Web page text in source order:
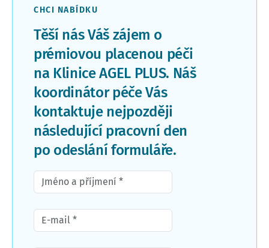
CHCI NABÍDKU
Těší nás Váš zájem o
prémiovou placenou péči
na Klinice AGEL PLUS. Náš
koordinátor péče Vás
kontaktuje nejpozději
následující pracovní den
po odeslání formuláře.